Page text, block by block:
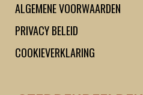
ALGEMENE VOORWAARDEN
PRIVACY BELEID
COOKIEVERKLARING